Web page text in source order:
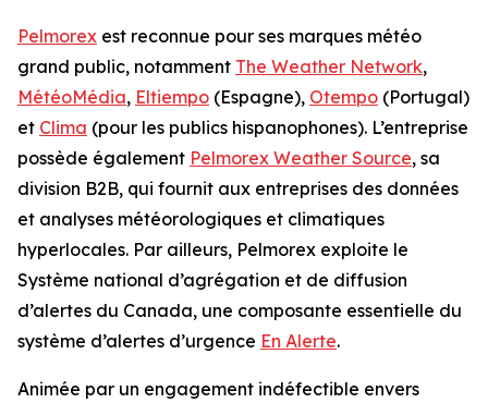
Pelmorex est reconnue pour ses marques météo
grand public, notamment The Weather Network,
MétéoMédia, Eltiempo (Espagne), Otempo (Portugal)
et Clima (pour les publics hispanophones). L’entreprise
possède également Pelmorex Weather Source, sa
division B2B, qui fournit aux entreprises des données
et analyses météorologiques et climatiques
hyperlocales. Par ailleurs, Pelmorex exploite le
Système national d’agrégation et de diffusion
d’alertes du Canada, une composante essentielle du
système d’alertes d’urgence En Alerte.
Animée par un engagement indéfectible envers